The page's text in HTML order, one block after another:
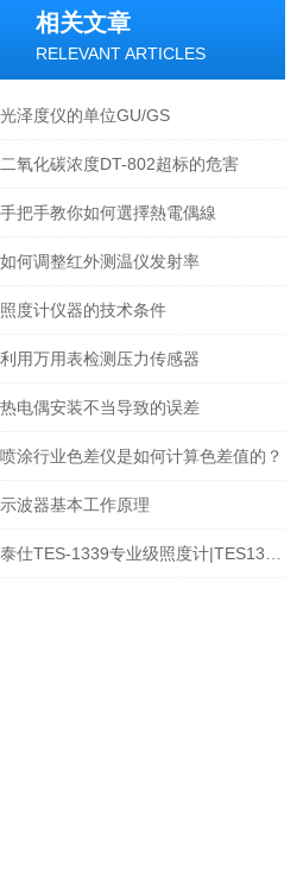
相关文章
RELEVANT ARTICLES
光泽度仪的单位GU/GS
二氧化碳浓度DT-802超标的危害
手把手教你如何選擇熱電偶線
如何调整红外测温仪发射率
照度计仪器的技术条件
利用万用表检测压力传感器
热电偶安装不当导致的误差
喷涂行业色差仪是如何计算色差值的？
示波器基本工作原理